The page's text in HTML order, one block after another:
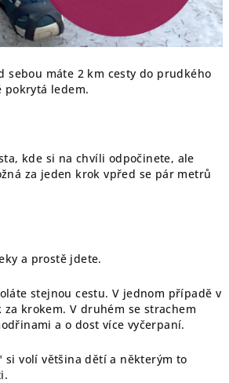
sebou máte 2 km cesty do prudkého
pokrytá ledem.
kde si na chvíli odpočinete, ale
za jeden krok vpřed se pár metrů
a prostě jdete.
stejnou cestu. V jednom případě v
krokem. V druhém se strachem
a o dost více vyčerpaní.
si volí většina dětí a některým to